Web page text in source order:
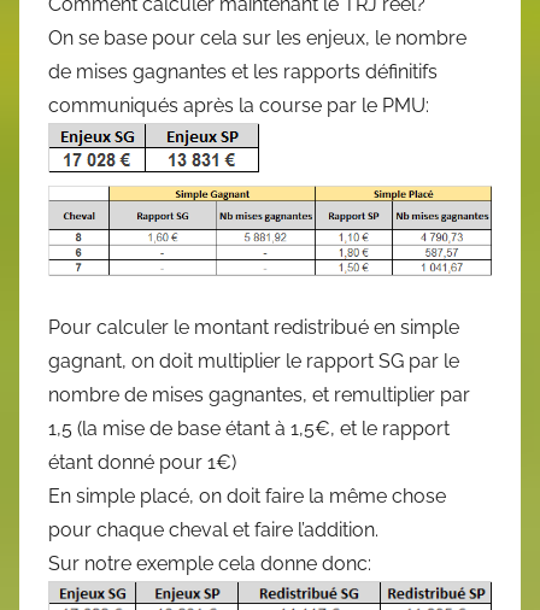
On se base pour cela sur les enjeux, le nombre
de mises gagnantes et les rapports définitifs
communiqués après la course par le PMU:
Pour calculer le montant redistribué en simple
gagnant, on doit multiplier le rapport SG par le
nombre de mises gagnantes, et remultiplier par
1,5 (la mise de base étant à 1,5€, et le rapport
étant donné pour 1€)
En simple placé, on doit faire la même chose
pour chaque cheval et faire l’addition.
Sur notre exemple cela donne donc: